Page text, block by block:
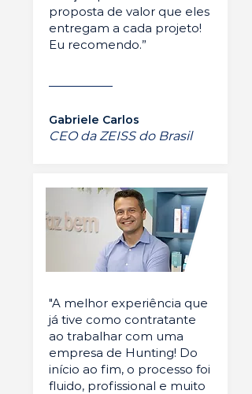
proposta de valor que eles
entregam a cada projeto!
Eu recomendo.”
Gabriele Carlos
CEO da ZEISS do Brasil
"A melhor experiência que
já tive como contratante
ao trabalhar com uma
empresa de Hunting! Do
início ao fim, o processo foi
fluido, profissional e muito